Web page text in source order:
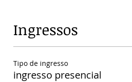
Ingressos
Tipo de ingresso
ingresso presencial